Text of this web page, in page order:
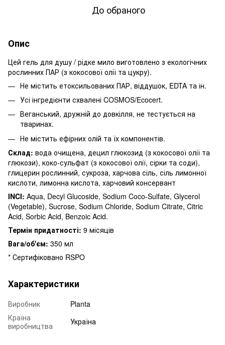
До обраного
Опис
Цей гель для душу / рідке мило виготовлено з екологічних
рослинних ПАР (з кокосової олії та цукру).
Не містить етоксильованих ПАР, віддушок, EDTA та ін.
Усі інгредієнти схвалені COSMOS/Ecocert.
Веганський, дружній до довкілля, не тестується на
тваринах.
Не містить ефірних олій та їх компонентів.
Склад: вода очищена, децил глюкозид (з кокосової олії та
глюкози), коко-сульфат (з кокосової олії, сірки та соди),
глицерин рослинний, сукроза, харчова сіль, сіль лимонної
кислоти, лимонна кислота, харчовий консервант
INCI: Aqua, Decyl Glucoside, Sodium Coco-Sulfate, Glycerol
(Vegetable), Sucrose, Sodium Chloride, Sodium Citrate, Citric
Acid, Sorbic Acid, Benzoic Acid.
Термін придатності: 9 місяців
Вага/об'єм: 350 мл
* Сертифіковано RSPO
Характеристики
Виробник
Planta
Країна
виробництва
Україна